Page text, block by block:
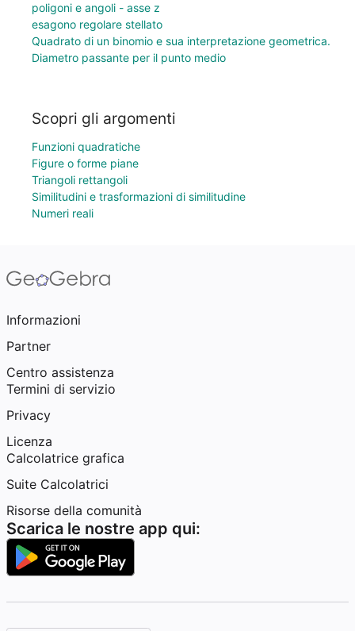
poligoni e angoli - asse z
esagono regolare stellato
Quadrato di un binomio e sua interpretazione geometrica.
Diametro passante per il punto medio
Scopri gli argomenti
Funzioni quadratiche
Figure o forme piane
Triangoli rettangoli
Similitudini e trasformazioni di similitudine
Numeri reali
Informazioni
Partner
Centro assistenza
Termini di servizio
Privacy
Licenza
Calcolatrice grafica
Suite Calcolatrici
Risorse della comunità
Scarica le nostre app qui: